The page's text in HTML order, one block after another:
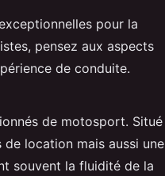
pour la
pensez aux aspects
de conduite.
de motosport. Situé
location mais aussi une
souvent la fluidité de la